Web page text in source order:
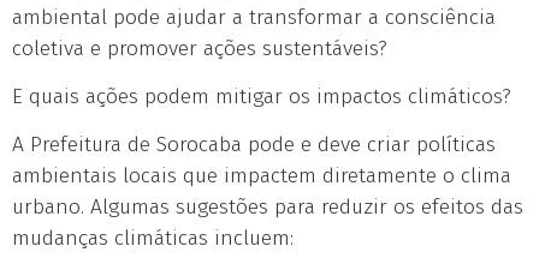
ambiental pode ajudar a transformar a consciência
coletiva e promover ações sustentáveis?
E quais ações podem mitigar os impactos climáticos?
A Prefeitura de Sorocaba pode e deve criar políticas
ambientais locais que impactem diretamente o clima
urbano. Algumas sugestões para reduzir os efeitos das
mudanças climáticas incluem: